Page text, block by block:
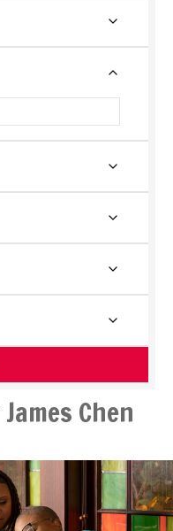
James Chen